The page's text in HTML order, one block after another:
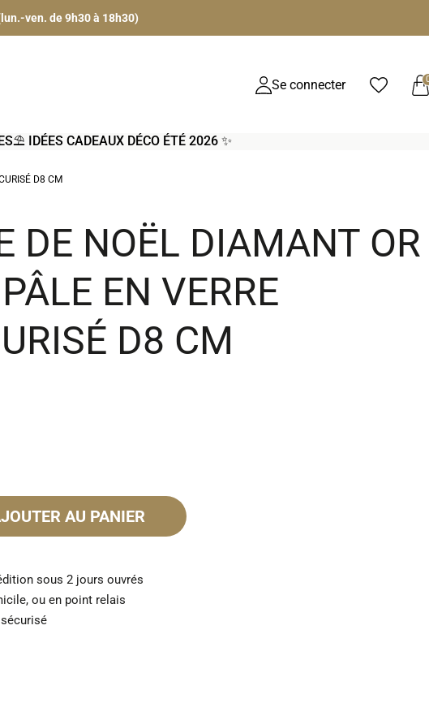
ven. de 9h30 à 18h30)
Se connecter
⛱️ IDÉES CADEAUX DÉCO ÉTÉ 2026 ✨
D8 CM
DE NOËL DIAMANT OR
EN VERRE
D8 CM
AU PANIER
sous 2 jours ouvrés
ou en point relais